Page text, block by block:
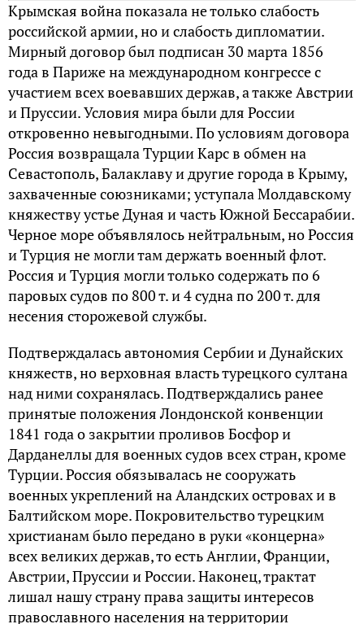
Крымская война показала не только слабость
российской армии, но и слабость дипломатии.
Мирный договор был подписан 30 марта 1856
года в Париже на международном конгрессе с
участием всех воевавших держав, а также Австрии
и Пруссии. Условия мира были для России
откровенно невыгодными. По условиям договора
Россия возвращала Турции Карс в обмен на
Севастополь, Балаклаву и другие города в Крыму,
захваченные союзниками; уступала Молдавскому
княжеству устье Дуная и часть Южной Бессарабии.
Черное море объявлялось нейтральным, но Россия
и Турция не могли там держать военный флот.
Россия и Турция могли только содержать по 6
паровых судов по 800 т. и 4 судна по 200 т. для
несения сторожевой службы.
Подтверждалась автономия Сербии и Дунайских
княжеств, но верховная власть турецкого султана
над ними сохранялась. Подтверждались ранее
принятые положения Лондонской конвенции
1841 года о закрытии проливов Босфор и
Дарданеллы для военных судов всех стран, кроме
Турции. Россия обязывалась не сооружать
военных укреплений на Аландских островах и в
Балтийском море. Покровительство турецким
христианам было передано в руки «концерна»
всех великих держав, то есть Англии, Франции,
Австрии, Пруссии и России. Наконец, трактат
лишал нашу страну права защиты интересов
православного населения на территории